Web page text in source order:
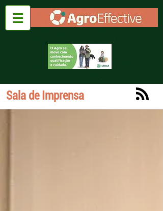
Sala de Imprensa